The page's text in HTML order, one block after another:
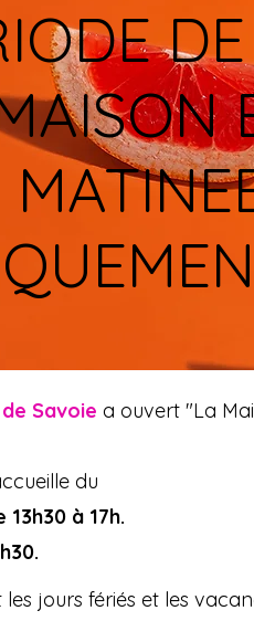
Savoie a ouvert "La
du
à 17h.
jours fériés et les